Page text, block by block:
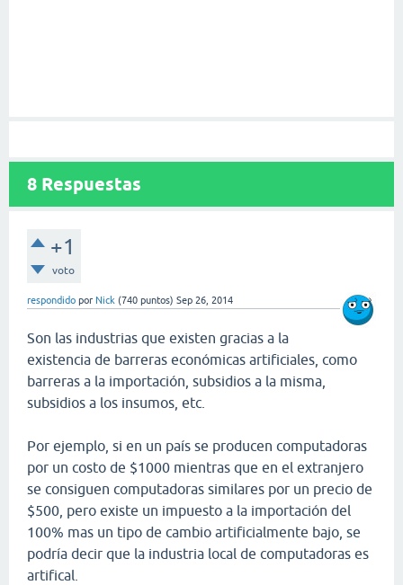
8 Respuestas
+1
voto
respondido por Nick (740 puntos) Sep 26, 2014
Son las industrias que existen gracias a la
existencia de barreras económicas artificiales, como
barreras a la importación, subsidios a la misma,
subsidios a los insumos, etc.
Por ejemplo, si en un país se producen computadoras
por un costo de $1000 mientras que en el extranjero
se consiguen computadoras similares por un precio de
$500, pero existe un impuesto a la importación del
100% mas un tipo de cambio artificialmente bajo, se
podría decir que la industria local de computadoras es
artifical.